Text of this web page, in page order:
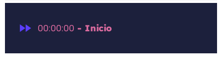
fast_forward 00:00:00 - Inicio